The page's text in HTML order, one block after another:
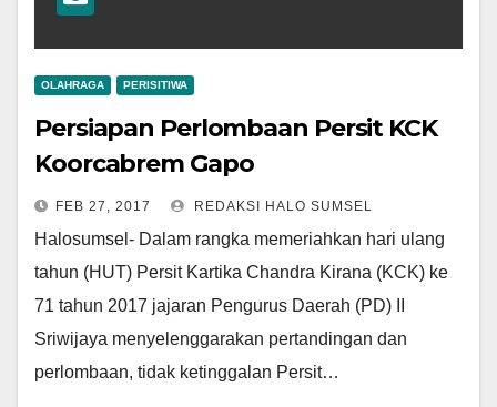
OLAHRAGA PERISITIWA
Persiapan Perlombaan Persit KCK
Koorcabrem Gapo
FEB 27, 2017 REDAKSI HALO SUMSEL
Halosumsel- Dalam rangka memeriahkan hari ulang
tahun (HUT) Persit Kartika Chandra Kirana (KCK) ke
71 tahun 2017 jajaran Pengurus Daerah (PD) II
Sriwijaya menyelenggarakan pertandingan dan
perlombaan, tidak ketinggalan Persit…